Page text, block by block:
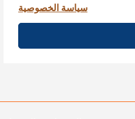
سياسة الخصوصية